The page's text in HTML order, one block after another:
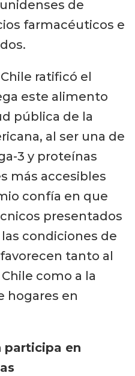
de
farmacéuticos e
ratificó el
este alimento
pública de la
al ser una de
3 y proteínas
más accesibles
confía en que
presentados
condiciones de
tanto al
como a la
hogares en
participa en